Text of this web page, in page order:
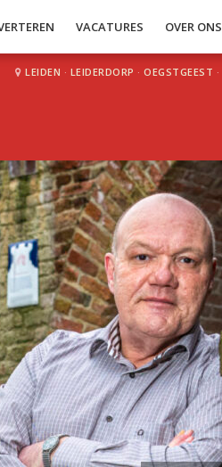
VACATURES OVER ONS
LEIDEN · LEIDERDORP · OEGSTGEEST ·